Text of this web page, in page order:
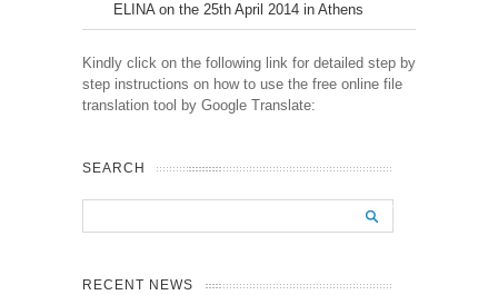
ELINA on the 25th April 2014 in Athens
Kindly click on the following link for detailed step by
step instructions on how to use the free online file
translation tool by Google Translate:
SEARCH
RECENT NEWS